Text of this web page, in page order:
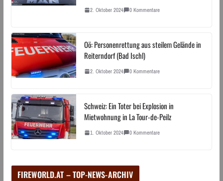
2. Oktober 2024 0 Kommentare
Oö: Personenrettung aus steilem Gelände in
Reiterndorf (Bad Ischl)
2. Oktober 2024 0 Kommentare
Schweiz: Ein Toter bei Explosion in
Mietwohnung in La Tour-de-Peilz
1. Oktober 2024 0 Kommentare
FIREWORLD.AT – TOP-NEWS-ARCHIV